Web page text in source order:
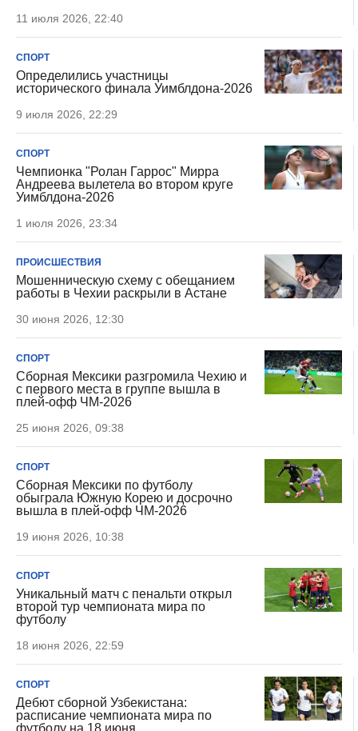
11 июля 2026, 22:40
СПОРТ
Определились участницы
исторического финала Уимблдона-2026
9 июля 2026, 22:29
СПОРТ
Чемпионка "Ролан Гаррос" Мирра
Андреева вылетела во втором круге
Уимблдона-2026
1 июля 2026, 23:34
ПРОИСШЕСТВИЯ
Мошенническую схему с обещанием
работы в Чехии раскрыли в Астане
30 июня 2026, 12:30
СПОРТ
Сборная Мексики разгромила Чехию и
с первого места в группе вышла в
плей-офф ЧМ-2026
25 июня 2026, 09:38
СПОРТ
Сборная Мексики по футболу
обыграла Южную Корею и досрочно
вышла в плей-офф ЧМ-2026
19 июня 2026, 10:38
СПОРТ
Уникальный матч с пенальти открыл
второй тур чемпионата мира по
футболу
18 июня 2026, 22:59
СПОРТ
Дебют сборной Узбекистана:
расписание чемпионата мира по
футболу на 18 июня